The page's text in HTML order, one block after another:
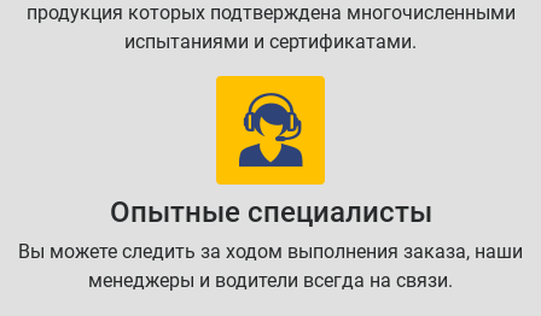
продукция которых подтверждена многочисленными
испытаниями и сертификатами.
Опытные специалисты
Вы можете следить за ходом выполнения заказа, наши
менеджеры и водители всегда на связи.